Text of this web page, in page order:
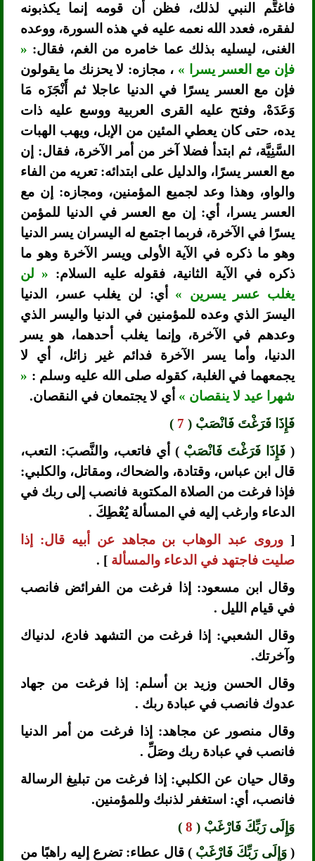
فاغتَّم النبي لذلك، فظن أن قومه إنما يكذبونه
لفقره، فعدد الله نعمه عليه في هذه السورة، ووعده
الغنى، ليسليه بذلك عما خامره من الغم، فقال: «
فإن مع العسر يسرا » ، مجازه: لا يحزنك ما يقولون
فإن مع العسر يسرًا في الدنيا عاجلا ثم أَنْجَزَه مَا
وَعَدَهْ، وفتح عليه القرى العربية ووسع عليه ذات
يده، حتى كان يعطي المئين من الإبل، ويهب الهبات
السَّنِيَّة، ثم ابتدأ فضلا آخر من أمر الآخرة، فقال: إن
مع العسر يسرًا، والدليل على ابتدائه: تعريه من الفاء
والواو، وهذا وعد لجميع المؤمنين، ومجازه: إن مع
العسر يسرا، أي: إن مع العسر في الدنيا للمؤمن
يسرًا في الآخرة، فربما اجتمع له اليسران يسر الدنيا
وهو ما ذكره في الآية الأولى ويسر الآخرة وهو ما
ذكره في الآية الثانية، فقوله عليه السلام: « لن
يغلب عسر يسرين » أي: لن يغلب عسر، الدنيا
اليسرَ الذي وعده للمؤمنين في الدنيا واليسر الذي
وعدهم في الآخرة، وإنما يغلب أحدهما، هو يسر
الدنيا، وأما يسر الآخرة فدائم غير زائل، أي لا
يجمعهما في الغلبة، كقوله صلى الله عليه وسلم : «
شهرا عيد لا ينقصان » أي لا يجتمعان في النقصان.
فَإِذَا فَرَغْتَ فَانْصَبْ (7
)
(فَإِذَا فَرَغْتَ فَانْصَبْ) أي فاتعب، والنَّصبَ: التعب،
قال ابن عباس، وقتادة، والضحاك، ومقاتل، والكلبي:
فإذا فرغت من الصلاة المكتوبة فانصب إلى ربك في
الدعاء وارغب إليه في المسألة يُعْطِكَ .
[وروى عبد الوهاب بن مجاهد عن أبيه قال: إذا
صليت فاجتهد في الدعاء والمسألة ] .
وقال ابن مسعود: إذا فرغت من الفرائض فانصب
في قيام الليل .
وقال الشعبي: إذا فرغت من التشهد فادع، لدنياك
وآخرتك.
وقال الحسن وزيد بن أسلم: إذا فرغت من جهاد
عدوك فانصب في عبادة ربك .
وقال منصور عن مجاهد: إذا فرغت من أمر الدنيا
فانصب في عبادة ربك وصَلِّ .
وقال حيان عن الكلبي: إذا فرغت من تبليغ الرسالة
فانصب، أي: استغفر لذنبك وللمؤمنين.
وَإِلَى رَبِّكَ فَارْغَبْ (8
)
(وَإِلَى رَبِّكَ فَارْغَبْ) قال عطاء: تضرع إليه راهبًا من